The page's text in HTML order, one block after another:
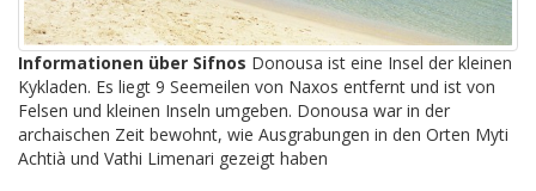
Informationen über Sifnos Donousa ist eine Insel der kleinen
Kykladen. Es liegt 9 Seemeilen von Naxos entfernt und ist von
Felsen und kleinen Inseln umgeben. Donousa war in der
archaischen Zeit bewohnt, wie Ausgrabungen in den Orten Myti
Achtià und Vathi Limenari gezeigt haben